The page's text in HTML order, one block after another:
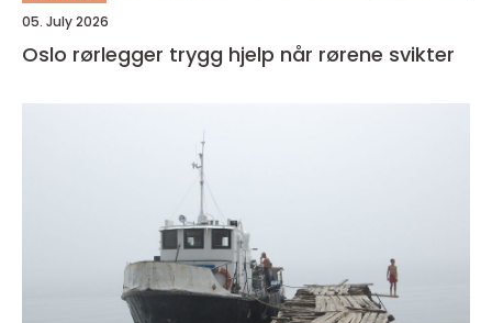
05. July 2026
Oslo rørlegger trygg hjelp når rørene svikter